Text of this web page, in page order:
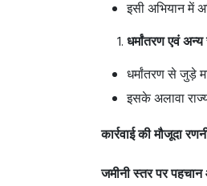
इसी अभियान में
धर्मांतरण एवं
धर्मांतरण से जुड़े
इसके अलावा
कार्रवाई की मौजूदा
जमीनी स्तर पर